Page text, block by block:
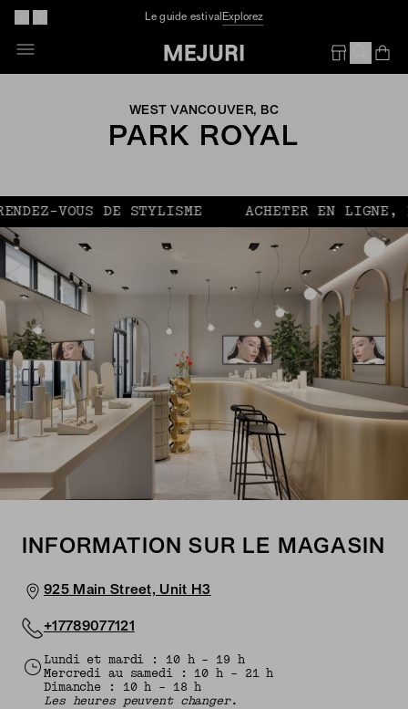
Le guide estival Explorez
WEST VANCOUVER, BC
PARK ROYAL
VOUS DE STYLISME ACHETER EN LIGNE,
INFORMATION SUR LE MAGASIN
925 Main Street, Unit H3
+17789077121
Lundi et mardi : 10 h - 19 h
Mercredi au samedi : 10 h - 21 h
Dimanche : 10 h - 18 h
Les heures peuvent changer.